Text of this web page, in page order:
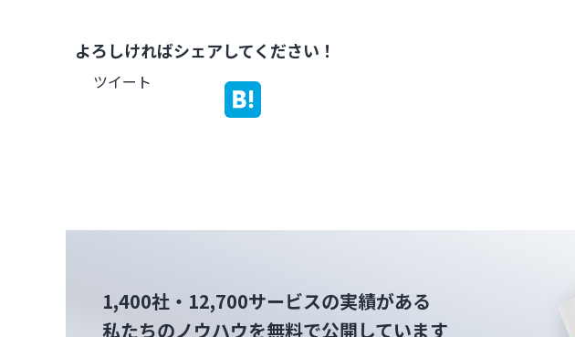
よろしければシェアしてください！
ツイート
1,400社・12,700サービスの実績がある
私たちのノウハウを無料で公開しています